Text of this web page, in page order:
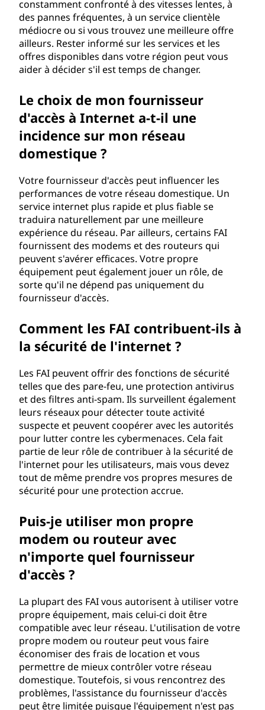
constamment confronté à des vitesses lentes, à
des pannes fréquentes, à un service clientèle
médiocre ou si vous trouvez une meilleure offre
ailleurs. Rester informé sur les services et les
offres disponibles dans votre région peut vous
aider à décider s'il est temps de changer.
Le choix de mon fournisseur
d'accès à Internet a-t-il une
incidence sur mon réseau
domestique ?
Votre fournisseur d'accès peut influencer les
performances de votre réseau domestique. Un
service internet plus rapide et plus fiable se
traduira naturellement par une meilleure
expérience du réseau. Par ailleurs, certains FAI
fournissent des modems et des routeurs qui
peuvent s'avérer efficaces. Votre propre
équipement peut également jouer un rôle, de
sorte qu'il ne dépend pas uniquement du
fournisseur d'accès.
Comment les FAI contribuent-ils à
la sécurité de l'internet ?
Les FAI peuvent offrir des fonctions de sécurité
telles que des pare-feu, une protection antivirus
et des filtres anti-spam. Ils surveillent également
leurs réseaux pour détecter toute activité
suspecte et peuvent coopérer avec les autorités
pour lutter contre les cybermenaces. Cela fait
partie de leur rôle de contribuer à la sécurité de
l'internet pour les utilisateurs, mais vous devez
tout de même prendre vos propres mesures de
sécurité pour une protection accrue.
Puis-je utiliser mon propre
modem ou routeur avec
n'importe quel fournisseur
d'accès ?
La plupart des FAI vous autorisent à utiliser votre
propre équipement, mais celui-ci doit être
compatible avec leur réseau. L'utilisation de votre
propre modem ou routeur peut vous faire
économiser des frais de location et vous
permettre de mieux contrôler votre réseau
domestique. Toutefois, si vous rencontrez des
problèmes, l'assistance du fournisseur d'accès
peut être limitée puisque l'équipement n'est pas